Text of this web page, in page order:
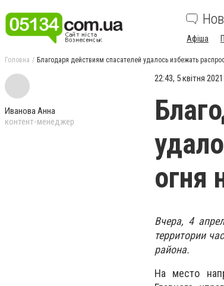
Афіша
Головна Благодаря действиям спасателей удалось избежать
Иванова Анна
контент-менеджер
22:43, 5 квітня
огня
Вчера, 4
территории
района.
На место